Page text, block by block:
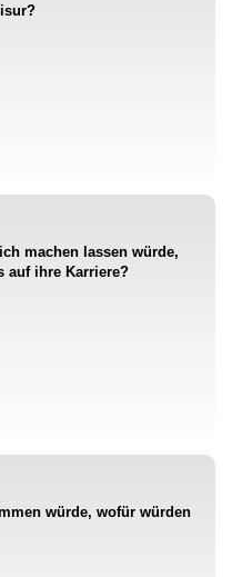
machen lassen würde,
auf ihre Karriere?
würde, wofür würden